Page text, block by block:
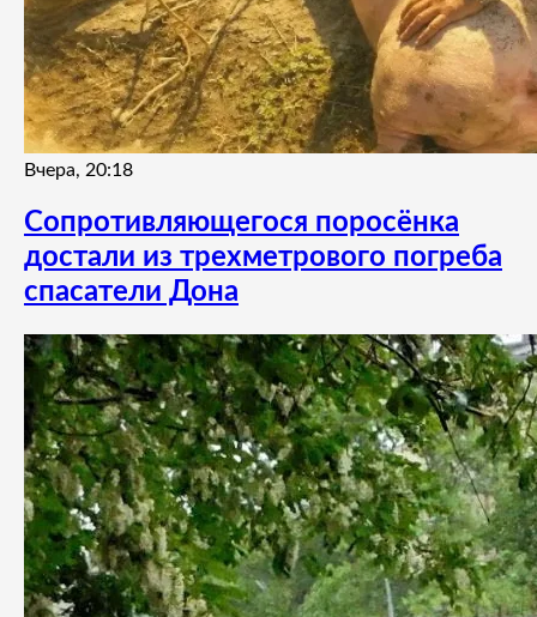
Вчера, 20:18
Сопротивляющегося поросёнка
достали из трехметрового погреба
спасатели Дона